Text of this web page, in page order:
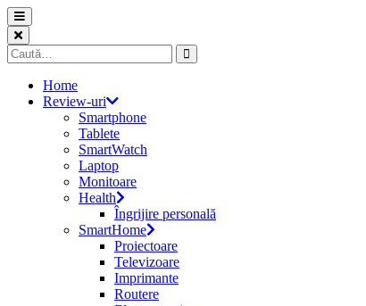
Skip
to
content
Caută
după:
Home
Review-uri
Smartphone
Tablete
SmartWatch
Laptop
Monitoare
Health
Îngrijire personală
SmartHome
Proiectoare
Televizoare
Imprimante
Routere